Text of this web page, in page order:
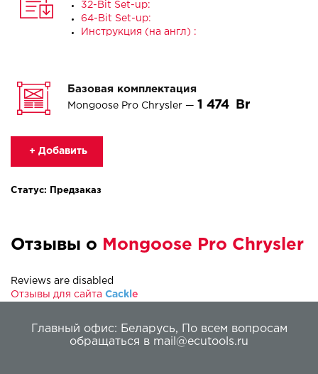
32-Bit Set-up:
64-Bit Set-up:
Инструкция (на англ) :
Базовая комплектация
Mongoose Pro Chrysler — 1 474
+ Добавить
Статус: Предзаказ
Отзывы о Mongoose Pro Chrysler
Reviews are disabled
Отзывы для сайта Cackl e
Главный офис: Беларусь,
По всем вопросам
обращаться в mail@ecutools.ru